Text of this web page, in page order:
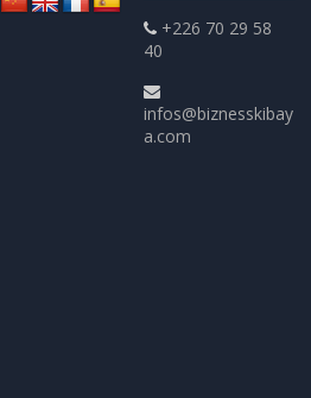
+226 70 29 58
40
infos@biznesskibay
a.com